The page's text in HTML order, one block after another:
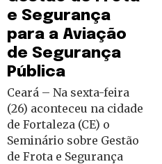
e Segurança
para a Aviação
de Segurança
Pública
Ceará – Na sexta-feira
(26) aconteceu na cidade
de Fortaleza (CE) o
Seminário sobre Gestão
de Frota e Segurança